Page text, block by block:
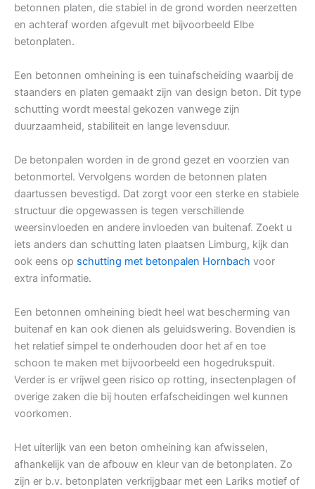
betonnen platen, die stabiel in de grond worden neerzetten
en achteraf worden afgevult met bijvoorbeeld Elbe
betonplaten.
Een betonnen omheining is een tuinafscheiding waarbij de
staanders en platen gemaakt zijn van design beton. Dit type
schutting wordt meestal gekozen vanwege zijn
duurzaamheid, stabiliteit en lange levensduur.
De betonpalen worden in de grond gezet en voorzien van
betonmortel. Vervolgens worden de betonnen platen
daartussen bevestigd. Dat zorgt voor een sterke en stabiele
structuur die opgewassen is tegen verschillende
weersinvloeden en andere invloeden van buitenaf. Zoekt u
iets anders dan schutting laten plaatsen Limburg, kijk dan
ook eens op schutting met betonpalen Hornbach voor
extra informatie.
Een betonnen omheining biedt heel wat bescherming van
buitenaf en kan ook dienen als geluidswering. Bovendien is
het relatief simpel te onderhouden door het af en toe
schoon te maken met bijvoorbeeld een hogedrukspuit.
Verder is er vrijwel geen risico op rotting, insectenplagen of
overige zaken die bij houten erfafscheidingen wel kunnen
voorkomen.
Het uiterlijk van een beton omheining kan afwisselen,
afhankelijk van de afbouw en kleur van de betonplaten. Zo
zijn er b.v. betonplaten verkrijgbaar met een Lariks motief of